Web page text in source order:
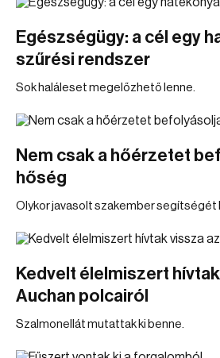
Egészségügy: a cél egy
szűrési rendszer
Sok haláleset megelőzhető lenne.
Nem csak a hőérzetet
hőség
Olykor javasolt szakember segítségét
Kedvelt élelmiszert
Auchan polcairól
Szalmonellát mutattak ki benne.